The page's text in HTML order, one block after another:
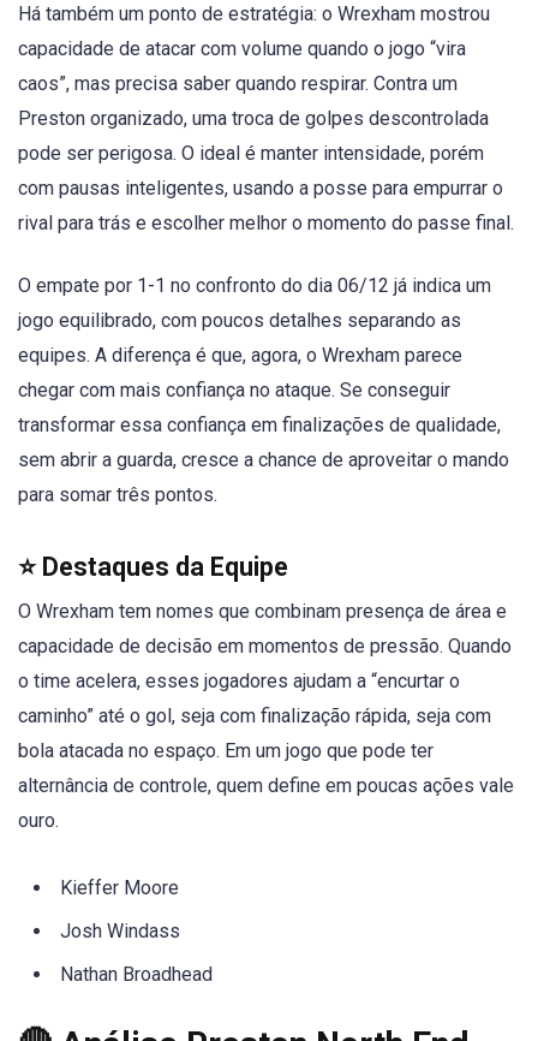
Há também um ponto de estratégia: o Wrexham mostrou
capacidade de atacar com volume quando o jogo “vira
caos”, mas precisa saber quando respirar. Contra um
Preston organizado, uma troca de golpes descontrolada
pode ser perigosa. O ideal é manter intensidade, porém
com pausas inteligentes, usando a posse para empurrar o
rival para trás e escolher melhor o momento do passe final.
O empate por 1-1 no confronto do dia 06/12 já indica um
jogo equilibrado, com poucos detalhes separando as
equipes. A diferença é que, agora, o Wrexham parece
chegar com mais confiança no ataque. Se conseguir
transformar essa confiança em finalizações de qualidade,
sem abrir a guarda, cresce a chance de aproveitar o mando
para somar três pontos.
⭐ Destaques da Equipe
O Wrexham tem nomes que combinam presença de área e
capacidade de decisão em momentos de pressão. Quando
o time acelera, esses jogadores ajudam a “encurtar o
caminho” até o gol, seja com finalização rápida, seja com
bola atacada no espaço. Em um jogo que pode ter
alternância de controle, quem define em poucas ações vale
ouro.
Kieffer Moore
Josh Windass
Nathan Broadhead